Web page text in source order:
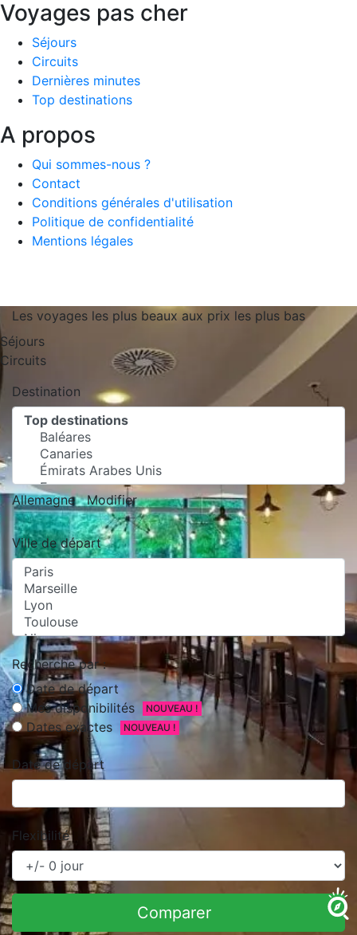
Voyages pas cher
Séjours
Circuits
Dernières minutes
Top destinations
A propos
Qui sommes-nous ?
Contact
Conditions générales d'utilisation
Politique de confidentialité
Mentions légales
Les voyages les plus beaux aux prix les plus bas
Séjours
Circuits
Destination
Allemagne Modifier
Ville de départ
Recherche par :
Date de départ
Mes disponibilités
NOUVEAU !
Dates exactes NOUVEAU !
Date de départ
Flexibilité
Comparer